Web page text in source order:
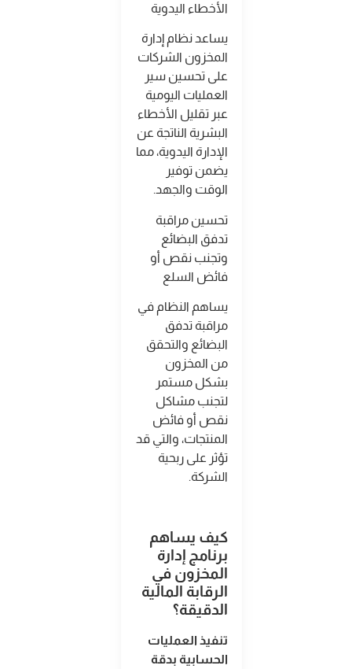
الأخطاء اليدوية
يساعد نظام إدارة
المخزون الشركات
على تحسين سير
العمليات اليومية
عبر تقليل الأخطاء
البشرية الناتجة عن
الإدارة اليدوية، مما
يضمن توفير
الوقت والجهد.
تحسين مراقبة
تدفق البضائع
وتجنب نقص أو
فائض السلع
يساهم النظام في
مراقبة تدفق
البضائع والتحقق
من المخزون
بشكل مستمر
لتجنب مشاكل
نقص أو فائض
المنتجات، والتي قد
تؤثر على ربحية
الشركة.
كيف يساهم
برنامج إدارة
المخزون في
الرقابة المالية
الدقيقة؟
تنفيذ العمليات
الحسابية بدقة